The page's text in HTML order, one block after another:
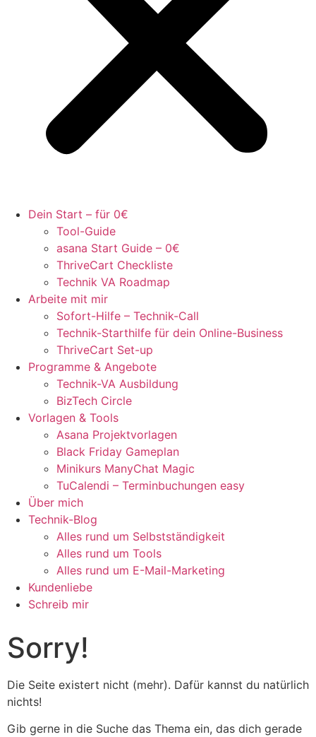
Dein Start – für 0€
Tool-Guide
asana Start Guide – 0€
ThriveCart Checkliste
Technik VA Roadmap
Arbeite mit mir
Sofort-Hilfe – Technik-Call
Technik-Starthilfe für dein Online-Business
ThriveCart Set-up
Programme & Angebote
Technik-VA Ausbildung
BizTech Circle
Vorlagen & Tools
Asana Projektvorlagen
Black Friday Gameplan
Minikurs ManyChat Magic
TuCalendi – Terminbuchungen easy
Über mich
Technik-Blog
Alles rund um Selbstständigkeit
Alles rund um Tools
Alles rund um E-Mail-Marketing
Kundenliebe
Schreib mir
Sorry!
Die Seite existert nicht (mehr). Dafür kannst du natürlich
nichts!
Gib gerne in die Suche das Thema ein, das dich gerade